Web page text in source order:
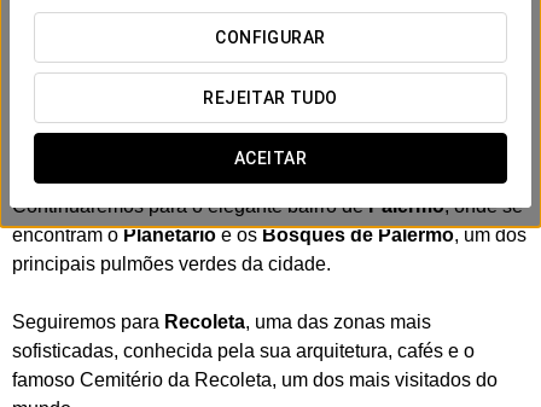
CONFIGURAR
REJEITAR TUDO
ACEITAR
Descubra a beleza e a magia de Buenos Aires num
completo passeio panorâmico pelos seus bairros mais
Partindo do hotel, faremos a primeira paragem na
Genérica
Continuaremos para o elegante bairro dePalermo, onde se
encontram oPlanetárioe osBosques de Palermo, um dos
principais pulmões verdes da cidade.
Seguiremos para Recoleta, uma das zonas mais
sofisticadas, conhecida pela sua arquitetura, cafés e o
famoso Cemitério da Recoleta, um dos mais visitados do